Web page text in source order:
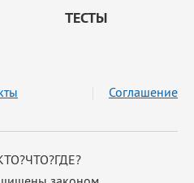
ТЕСТЫ
Соглашение